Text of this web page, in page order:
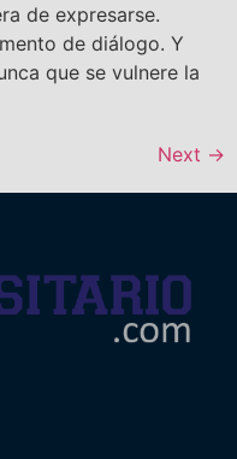
de expresarse.
de diálogo. Y
que se vulnere la
Next →